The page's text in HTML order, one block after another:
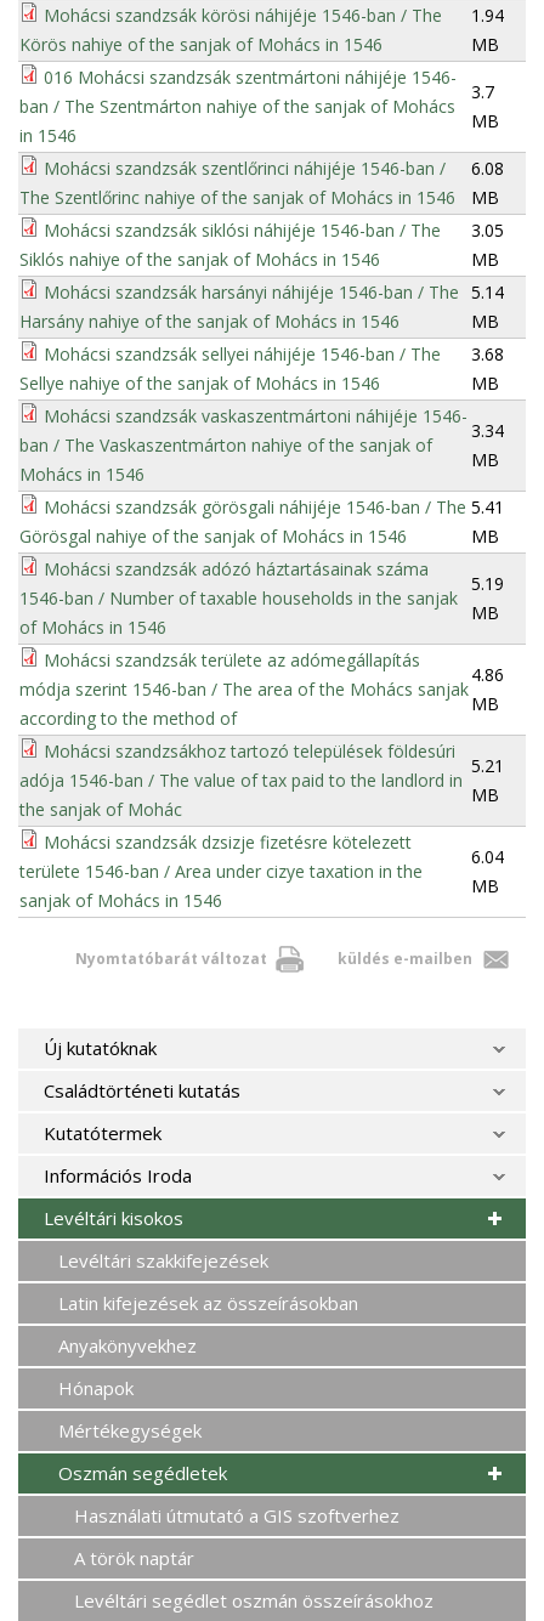
Mohácsi szandzsák körösi náhijéje 1546-ban / The
Körös nahiye of the sanjak of Mohács in 1546
1.94
MB
016 Mohácsi szandzsák szentmártoni náhijéje 1546-
ban / The Szentmárton nahiye of the sanjak of Mohács
in 1546
3.7
MB
Mohácsi szandzsák szentlőrinci náhijéje 1546-ban /
The Szentlőrinc nahiye of the sanjak of Mohács in 1546
6.08
MB
Mohácsi szandzsák siklósi náhijéje 1546-ban / The
Siklós nahiye of the sanjak of Mohács in 1546
3.05
MB
Mohácsi szandzsák harsányi náhijéje 1546-ban / The
Harsány nahiye of the sanjak of Mohács in 1546
5.14
MB
Mohácsi szandzsák sellyei náhijéje 1546-ban / The
Sellye nahiye of the sanjak of Mohács in 1546
3.68
MB
Mohácsi szandzsák vaskaszentmártoni náhijéje 1546-
ban / The Vaskaszentmárton nahiye of the sanjak of
Mohács in 1546
3.34
MB
Mohácsi szandzsák görösgali náhijéje 1546-ban / The
Görösgal nahiye of the sanjak of Mohács in 1546
5.41
MB
Mohácsi szandzsák adózó háztartásainak száma
1546-ban / Number of taxable households in the sanjak
of Mohács in 1546
5.19
MB
Mohácsi szandzsák területe az adómegállapítás
módja szerint 1546-ban / The area of the Mohács sanjak
according to the method of
4.86
MB
Mohácsi szandzsákhoz tartozó települések földesúri
adója 1546-ban / The value of tax paid to the landlord in
the sanjak of Mohác
5.21
MB
Mohácsi szandzsák dzsizje fizetésre kötelezett
területe 1546-ban / Area under cizye taxation in the
sanjak of Mohács in 1546
6.04
MB
Nyomtatóbarát változat küldés e-mailben
Új kutatóknak
Családtörténeti kutatás
Kutatótermek
Információs Iroda
Levéltári kisokos
Levéltári szakkifejezések
Latin kifejezések az összeírásokban
Anyakönyvekhez
Hónapok
Mértékegységek
Oszmán segédletek
Használati útmutató a GIS szoftverhez
A török naptár
Levéltári segédlet oszmán összeírásokhoz